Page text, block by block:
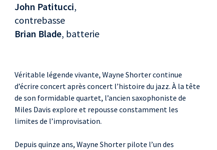
John Patitucci,
contrebasse
Brian Blade, batterie
Véritable légende vivante, Wayne Shorter continue
d’écrire concert après concert l’histoire du jazz. À la tête
de son formidable quartet, l’ancien saxophoniste de
Miles Davis explore et repousse constamment les
limites de l’improvisation.
Depuis quinze ans, Wayne Shorter pilote l’un des